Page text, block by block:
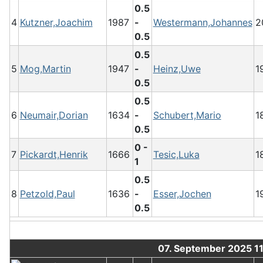
4 Kutzner,Joachim 1987
0.5
-
0.5
Westermann,Johannes
5 Mog,Martin 1947
0.5
-
0.5
Heinz,Uwe
6 Neumair,Dorian 1634
0.5
-
0.5
Schubert,Mario
7 Pickardt,Henrik 1666
0 -
1
Tesic,Luka
8 Petzold,Paul 1636
0.5
-
0.5
Esser,Jochen
07. September 2025